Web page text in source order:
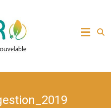
Citoy'enR
d'énergie renouvelable